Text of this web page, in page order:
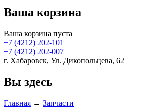
Ваша корзина
Ваша корзина пуста
+7 (4212) 202-101
+7 (4212) 202-007
г. Хабаровск, Ул. Дикопольцева, 62
Вы здесь
Главная → Запчасти